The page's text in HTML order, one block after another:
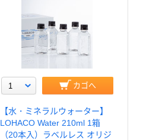
カゴへ
【水・ミネラルウォーター】
LOHACO Water 210ml 1箱
（20本入）ラベルレス オリジ